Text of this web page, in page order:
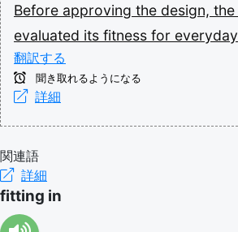
Before approving the design, the
evaluated its fitness for everyday
翻訳する
聞き取れるようになる
詳細
関連語
詳細
fitting in